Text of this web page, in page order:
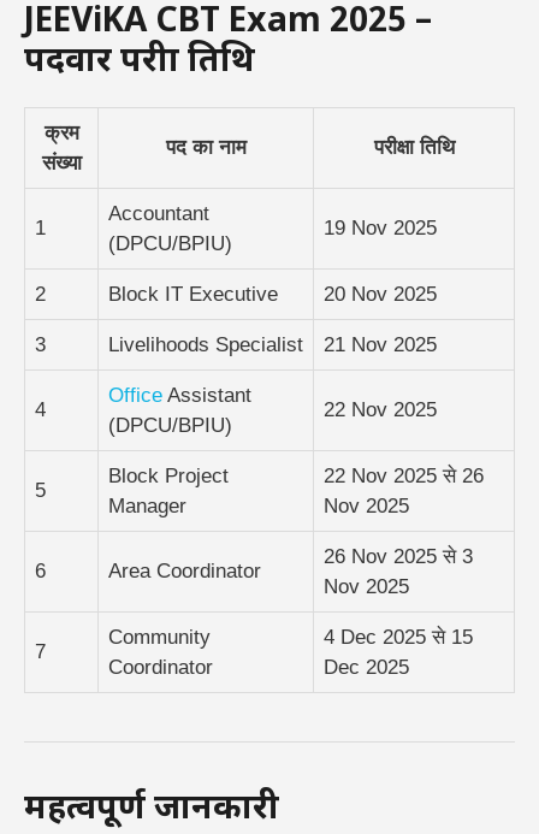
JEEViKA CBT Exam 2025 –
पदवार परीक्षा तिथि
क्रम
संख्या
पद का नाम परीक्षा तिथि
1
Accountant
(DPCU/BPIU)
19 Nov 2025
2 Block IT Executive 20 Nov 2025
3 Livelihoods Specialist 21 Nov 2025
4
Office Assistant
(DPCU/BPIU)
22 Nov 2025
5
Block Project
Manager
22 Nov 2025 से 26
Nov 2025
6 Area Coordinator
26 Nov 2025 से 3
Nov 2025
7
Community
Coordinator
4 Dec 2025 से 15
Dec 2025
महत्वपूर्ण जानकारी